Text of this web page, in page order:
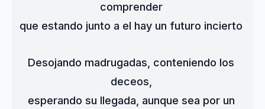
comprender
que estando junto a el hay un futuro incierto
Desojando madrugadas, conteniendo los
deceos,
esperando su llegada, aunque sea por un